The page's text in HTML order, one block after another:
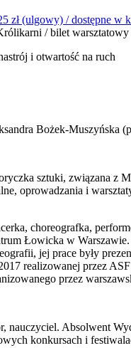
zł (ulgowy) / dostępne w
/ bilet
i otwartość na ruch
Bożek-Muszyńska
sztuki, związana z
oprowadzania i
choreografka,
Łowicka w Warszawie.
jej prace były
realizowanej przez
przez
nauczyciel. Absolwent
konkursach i